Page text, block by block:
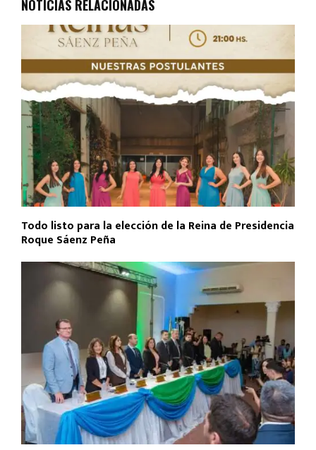
o
p
p
tir
NOTICIAS RELACIONADAS
Todo listo para la elección de la Reina de Presidencia
Roque Sáenz Peña